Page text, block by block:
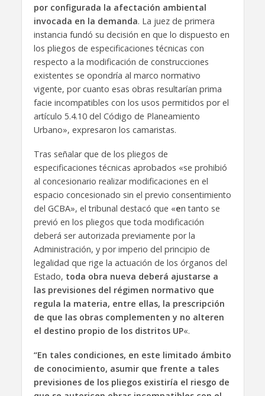
por configurada la afectación ambiental
invocada en la demanda. La juez de primera
instancia fundó su decisión en que lo dispuesto en
los pliegos de especificaciones técnicas con
respecto a la modificación de construcciones
existentes se opondría al marco normativo
vigente, por cuanto esas obras resultarían prima
facie incompatibles con los usos permitidos por el
artículo 5.4.10 del Código de Planeamiento
Urbano», expresaron los camaristas.
Tras señalar que de los pliegos de
especificaciones técnicas aprobados «se prohibió
al concesionario realizar modificaciones en el
espacio concesionado sin el previo consentimiento
del GCBA», el tribunal destacó que «en tanto se
previó en los pliegos que toda modificación
deberá ser autorizada previamente por la
Administración, y por imperio del principio de
legalidad que rige la actuación de los órganos del
Estado, toda obra nueva deberá ajustarse a
las previsiones del régimen normativo que
regula la materia, entre ellas, la prescripción
de que las obras complementen y no alteren
el destino propio de los distritos UP«.
“En tales condiciones, en este limitado ámbito
de conocimiento, asumir que frente a tales
previsiones de los pliegos existiría el riesgo de